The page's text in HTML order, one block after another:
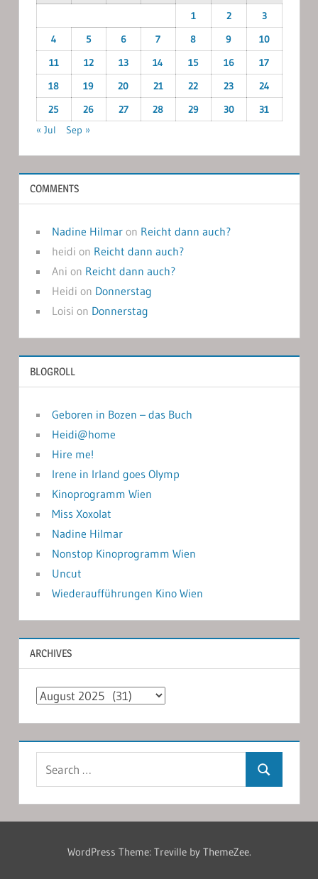
1
2
3
4
5 6 7 8 9
10
11
12 13 14 15 16
17
18
19 20 21 22 23
24
25
26 27 28 29 30
31
« Jul
Sep »
COMMENTS
Nadine Hilmaron Reicht dann auch?
heidi on Reicht dann auch?
Ani on Reicht dann auch?
Heidi on Donnerstag
Loisi on Donnerstag
BLOGROLL
Geboren in Bozen – das Buch
Heidi@home
Hire me!
Irene in Irland goes Olymp
Kinoprogramm Wien
Miss Xoxolat
Nadine Hilmar
Nonstop Kinoprogramm Wien
Uncut
Wiederaufführungen Kino Wien
ARCHIVES
Archives
Search
WordPress Theme: Treville by ThemeZee.